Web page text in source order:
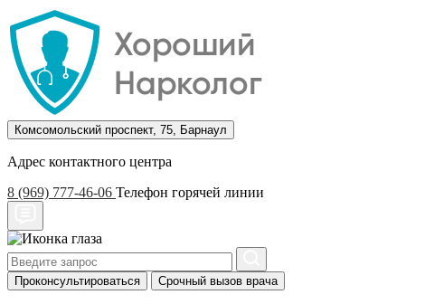
Комсомольский проспект, 75, Барнаул
Адрес контактного центра
8 (969) 777-46-06 Телефон горячей линии
Проконсультироваться Срочный вызов врача